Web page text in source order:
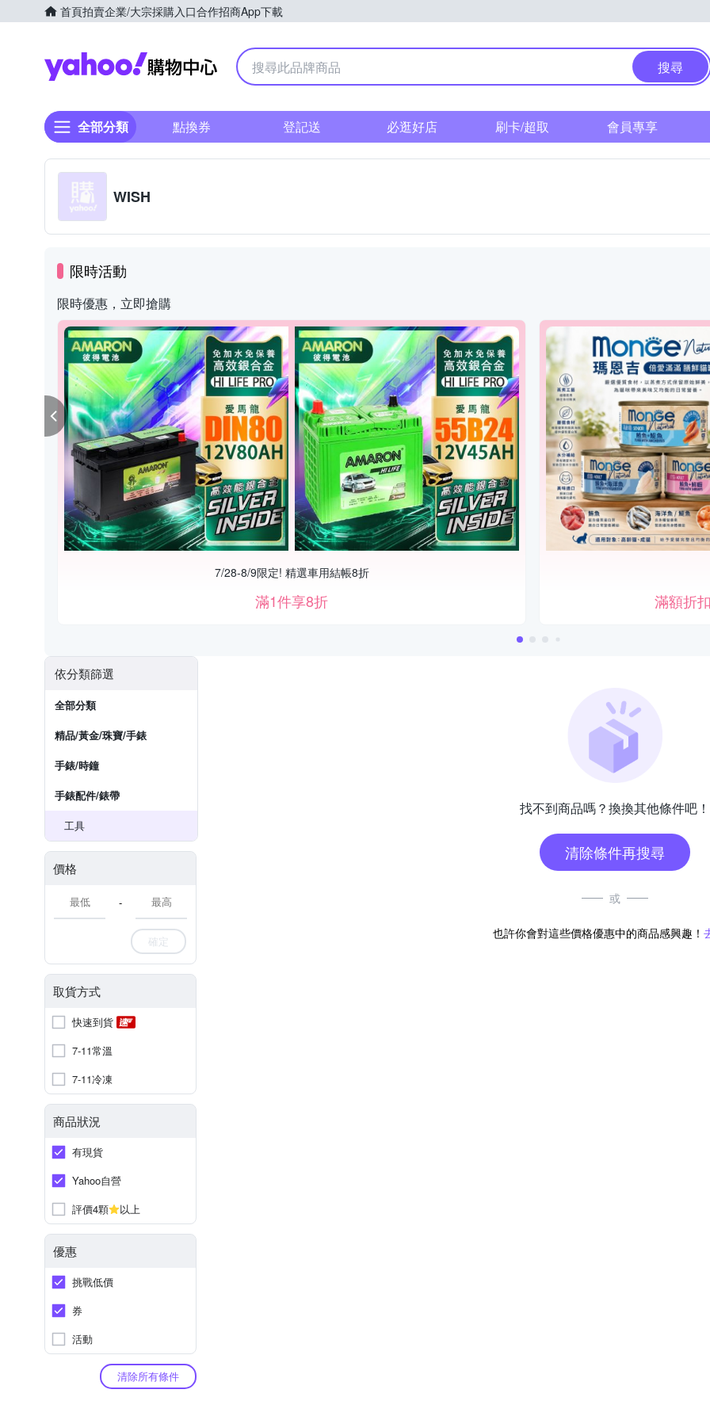
首頁拍賣企業/大宗採購入口合作招商App下載
Yahoo購物中心
搜尋
全部分類 點換券 登記送 必逛好店 刷卡/超取 會員專享
WISH
限時活動
限時優惠，立即搶購
7/28-8/9限定! 精選車用結帳8折
滿1件享8折 滿額折
依分類篩選
全部分類
精品/黃金/珠寶/手錶
手錶/時鐘
手錶配件/錶帶
工具
價格
-
確定
取貨方式
快速到貨
7-11常溫
7-11冷凍
商品狀況
有現貨
Yahoo自營
評價4顆
以上
優惠
挑戰低價
券
活動
清除所有條件
找不到商品嗎？換換其他條件吧！
清除條件再搜尋
或
也許你會對這些價格優惠中的商品感興趣！